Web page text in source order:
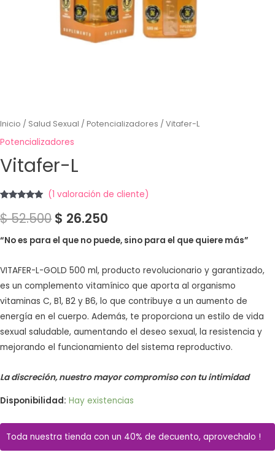
Inicio / Salud Sexual / Potencializadores / Vitafer-L
Potencializadores
Vitafer-L
con5.00 de
5 en base a
de un cliente
(1 valoración de cliente)
$52.500 $ 26.250
“No es para el que no puede, sino para el que quiere más”
VITAFER-L-GOLD 500 ml, producto revolucionario y garantizado,
es un complemento vitamínico que aporta al organismo
vitaminas C, B1, B2 y B6, lo que contribuye a un aumento de
energía en el cuerpo. Además, te proporciona un estilo de vida
sexual saludable, aumentando el deseo sexual, la resistencia y
mejorando el funcionamiento del sistema reproductivo.
La discreción, nuestro mayor compromiso con tu intimidad
Disponibilidad: Hay existencias
Toda nuestra tienda con un 40% de decuento, aprovechalo !